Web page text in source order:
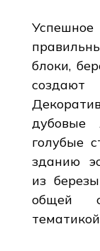
Успешное
блоки,
дубовые
голубые
зданию
из
общей